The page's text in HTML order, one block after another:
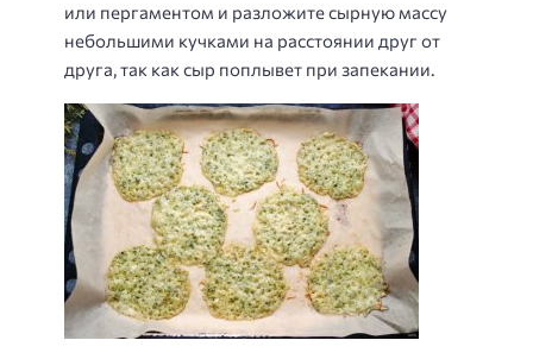
или пергаментом и разложите сырную массу
небольшими кучками на расстоянии друг от
друга, так как сыр поплывет при запекании.